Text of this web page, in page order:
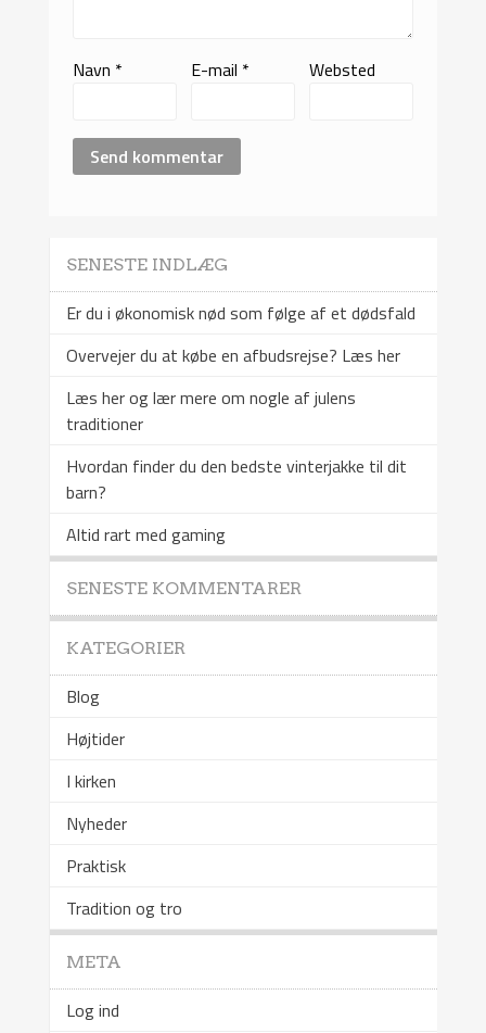
Navn * E-mail * Websted
SENESTE INDLÆG
Er du i økonomisk nød som følge af et dødsfald
Overvejer du at købe en afbudsrejse? Læs her
Læs her og lær mere om nogle af julens
traditioner
Hvordan finder du den bedste vinterjakke til dit
barn?
Altid rart med gaming
SENESTE KOMMENTARER
KATEGORIER
Blog
Højtider
I kirken
Nyheder
Praktisk
Tradition og tro
META
Log ind